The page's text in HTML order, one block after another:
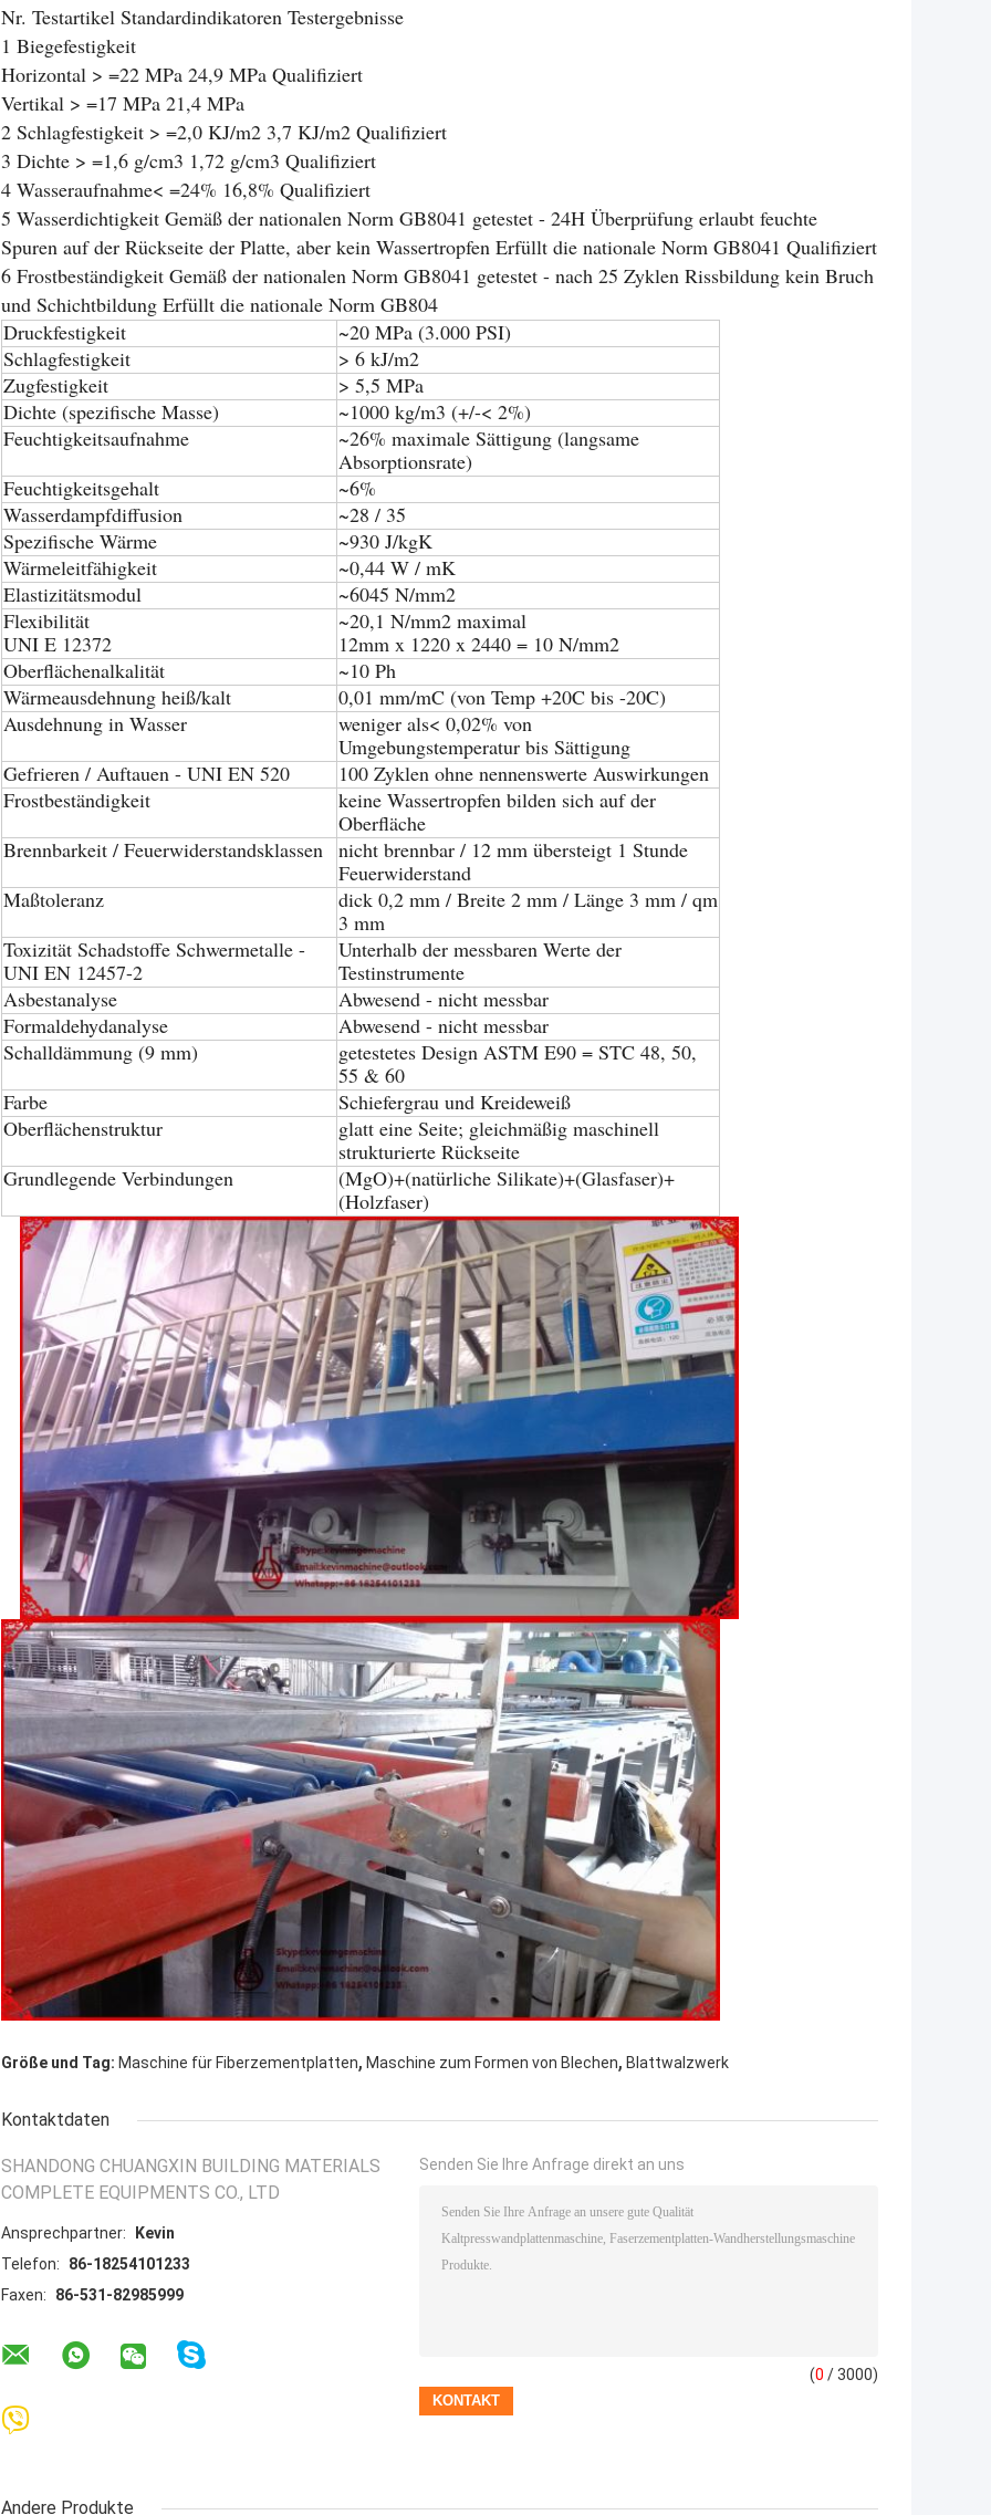
Nr. Testartikel Standardindikatoren Testergebnisse
1 Biegefestigkeit
Horizontal > =22 MPa 24,9 MPa Qualifiziert
Vertikal > =17 MPa 21,4 MPa
2 Schlagfestigkeit > =2,0 KJ/m2 3,7 KJ/m2 Qualifiziert
3 Dichte > =1,6 g/cm3 1,72 g/cm3 Qualifiziert
4 Wasseraufnahme< =24% 16,8% Qualifiziert
5 Wasserdichtigkeit Gemäß der nationalen Norm GB8041 getestet - 24H Überprüfung erlaubt feuchte
Spuren auf der Rückseite der Platte, aber kein Wassertropfen Erfüllt die nationale Norm GB8041 Qualifiziert
6 Frostbeständigkeit Gemäß der nationalen Norm GB8041 getestet - nach 25 Zyklen Rissbildung kein Bruch
und Schichtbildung Erfüllt die nationale Norm GB804
Druckfestigkeit
~20 MPa (3.000 PSI)
Schlagfestigkeit
> 6 kJ/m2
Zugfestigkeit
> 5,5 MPa
Dichte (spezifische Masse)
~1000 kg/m3 (+/-< 2%)
Feuchtigkeitsaufnahme
~26% maximale Sättigung (langsame
Absorptionsrate)
Feuchtigkeitsgehalt
~6%
Wasserdampfdiffusion
~28 / 35
Spezifische Wärme
~930 J/kgK
Wärmeleitfähigkeit
~0,44 W / mK
Elastizitätsmodul
~6045 N/mm2
Flexibilität
UNI E 12372
~20,1 N/mm2 maximal
12mm x 1220 x 2440 = 10 N/mm2
Oberflächenalkalität
~10 Ph
Wärmeausdehnung heiß/kalt
0,01 mm/mC (von Temp +20C bis -20C)
Ausdehnung in Wasser
weniger als< 0,02% von
Umgebungstemperatur bis Sättigung
Gefrieren / Auftauen - UNI EN 520
100 Zyklen ohne nennenswerte Auswirkungen
Frostbeständigkeit
keine Wassertropfen bilden sich auf der
Oberfläche
Brennbarkeit / Feuerwiderstandsklassen nicht brennbar / 12 mm übersteigt 1 Stunde
Feuerwiderstand
Maßtoleranz
dick 0,2 mm / Breite 2 mm / Länge 3 mm / qm
3 mm
Toxizität Schadstoffe Schwermetalle -
UNI EN 12457-2
Unterhalb der messbaren Werte der
Testinstrumente
Asbestanalyse
Abwesend - nicht messbar
Formaldehydanalyse
Abwesend - nicht messbar
Schalldämmung (9 mm)
getestetes Design ASTM E90 = STC 48, 50,
55 & 60
Farbe
Schiefergrau und Kreideweiß
Oberflächenstruktur
glatt eine Seite; gleichmäßig maschinell
strukturierte Rückseite
Grundlegende Verbindungen
(MgO)+(natürliche Silikate)+(Glasfaser)+
(Holzfaser)
Größe und Tag: Maschine für Fiberzementplatten, Maschine zum Formen von Blechen, Blattwalzwerk
Kontaktdaten
SHANDONG CHUANGXIN BUILDING MATERIALS
COMPLETE EQUIPMENTS CO., LTD
Ansprechpartner:
Kevin
Telefon:
86-18254101233
Faxen:
86-531-82985999
Senden Sie Ihre Anfrage direkt an uns
(0 / 3000)
Andere Produkte